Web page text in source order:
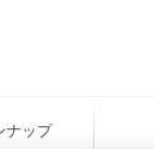
ナップ